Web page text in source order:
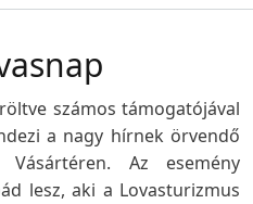
számos támogatójával
a nagy hírnek örvendő
Az esemény
lesz, aki a Lovasturizmus